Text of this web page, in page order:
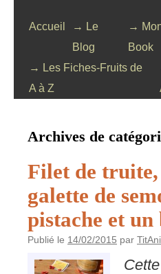
Accueil
→ Le
Blog
→
Book
→ Les Fiches-Fruits de
A à Z
Archives de
Filet de
galette de
pistache et
Publié le 14/02/2015 par